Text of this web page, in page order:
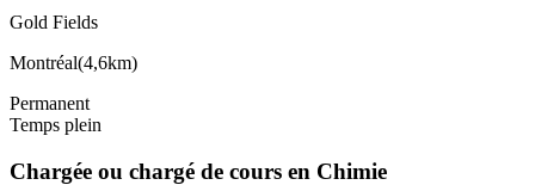
Gold Fields
Montréal(4,6km)
Permanent
Temps plein
Chargée ou chargé de cours en Chimie